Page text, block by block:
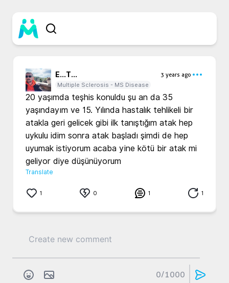
E...T...
3 years ago
Multiple Sclerosis - MS Disease
20 yaşımda teşhis konuldu şu an da 35
yaşındayım ve 15. Yılında hastalık tehlikeli bir
atakla geri gelicek gibi ilk tanıştığım atak hep
uykulu idim sonra atak başladı şimdi de hep
uyumak istiyorum acaba yine kötü bir atak mi
Translate
1 0 1 1
0/1000